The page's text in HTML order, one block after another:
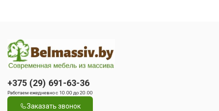
+375 (29) 691-63-36
Работаем ежедневно с 10.00 до 20.00
Заказать звонок